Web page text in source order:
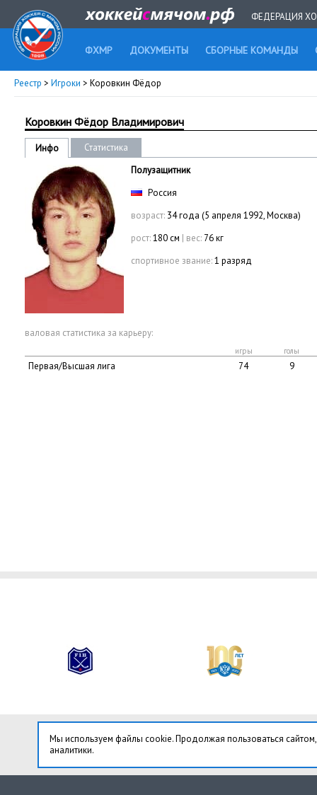
ФЕДЕРАЦИЯ
ФХМР ДОКУМЕНТЫ СБОРНЫЕ КОМАНДЫ
Реестр > Игроки > Коровкин Фёдор
Коровкин Фёдор Владимирович
Инфо
Статистика
Полузащитник
Россия
возраст: 34 года (5 апреля 1992, Москва)
рост:180 см | вес: 76 кг
спортивное звание:1 разряд
валовая статистика за карьеру:
игры голы
Первая/Высшая лига 74 9
Мы используем файлы cookie. Продолжая пользоваться
аналитики.